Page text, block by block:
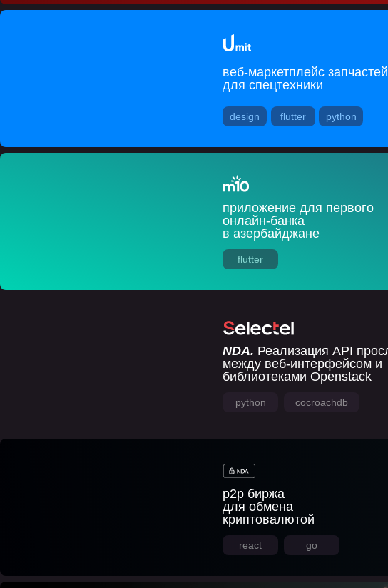
веб-маркетплейс запчастей
для спецтехники
design flutter python
flutter
приложение для первого
онлайн-банка
в азербайджане
python cocroachdb
NDA. Реализация API
между веб-интерфейсом и
библиотеками Openstack
react go
p2p биржа
для обмена
криптовалютой